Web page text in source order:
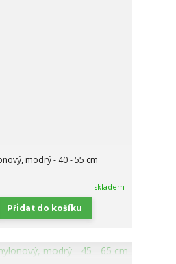
modrý - 40 - 55 cm
skladem
Přidat do košíku